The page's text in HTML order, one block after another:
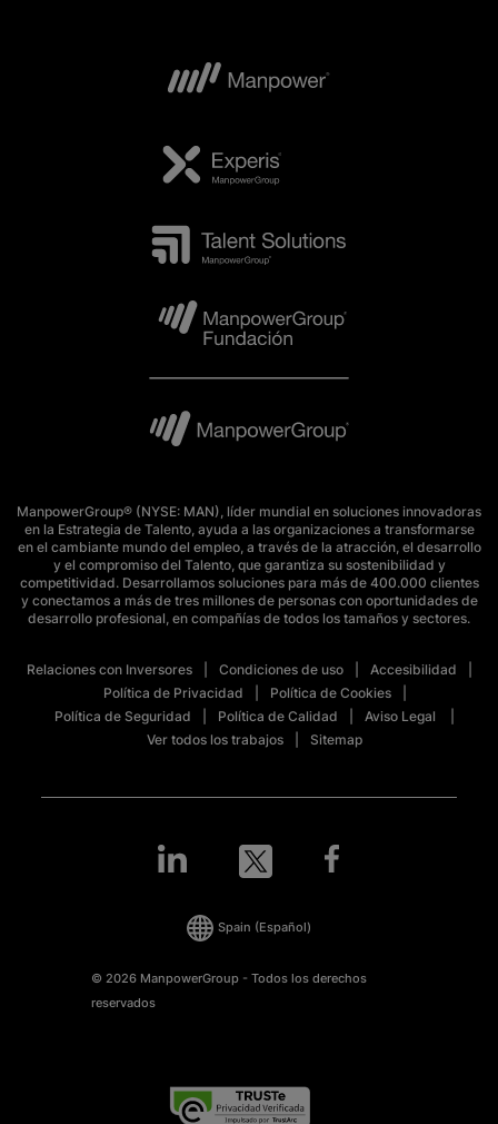
ManpowerGroup® (NYSE: MAN), líder mundial en soluciones innovadoras
en la Estrategia de Talento, ayuda a las organizaciones a transformarse
en el cambiante mundo del empleo, a través de la atracción, el desarrollo
y el compromiso del Talento, que garantiza su sostenibilidad y
competitividad. Desarrollamos soluciones para más de 400.000 clientes
y conectamos a más de tres millones de personas con oportunidades de
desarrollo profesional, en compañías de todos los tamaños y sectores.
Relaciones con Inversores Condiciones de uso
Accesibilidad
Política de Privacidad
Política de Cookies
Política de Seguridad
Política de Calidad
Aviso Legal
Ver todos los trabajos
Sitemap
© 2026 ManpowerGroup - Todos los derechos
reservados
Spain (Español)